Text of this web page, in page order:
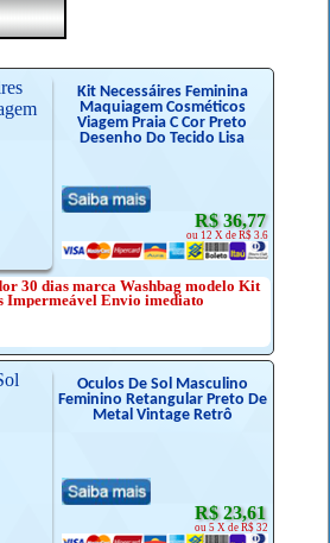
Kit Necessáires Feminina
Maquiagem Cosméticos
Viagem Praia C Cor Preto
Desenho Do Tecido Lisa
R$ 36,77
ou 12 X de R$ 3.6
30 dias marca Washbag modelo Kit
Impermeável Envio imediato
Óculos De Sol Masculino
Feminino Retangular Preto De
Metal Vintage Retrô
R$ 23,61
ou 5 X de R$ 32